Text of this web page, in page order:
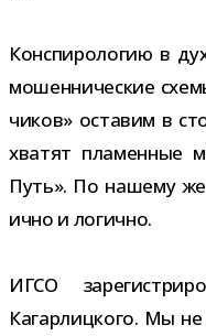
Конспирологию в
мошен­ни­че­ские
чи­ков» оста­вим в
хва­тят пла­мен­ные
Путь». По нашему
ично и логично.
ИГСО
Кагарлицкого. Мы